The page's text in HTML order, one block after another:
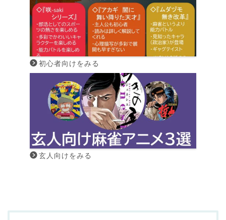
初心者向けをみる
玄人向けをみる